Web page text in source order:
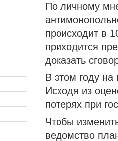
По личному
происходит в
приходится
доказать
В этом году на
Исходя из
потерях при
Чтобы
ведомство